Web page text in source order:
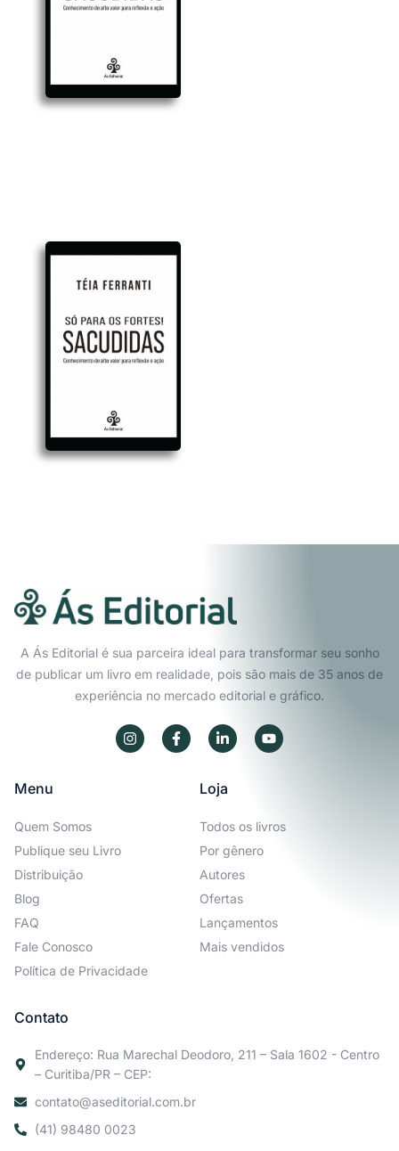
A Ás Editorial é sua parceira ideal para transformar seu sonho
de publicar um livro em realidade, pois são mais de 35 anos de
experiência no mercado editorial e gráfico.
Menu
Quem Somos
Publique seu Livro
Distribuição
Blog
FAQ
Fale Conosco
Política de Privacidade
Loja
Todos os livros
Por gênero
Autores
Ofertas
Lançamentos
Mais vendidos
Contato
Endereço: Rua Marechal Deodoro, 211 – Sala 1602 - Centro
– Curitiba/PR – CEP:
contato@aseditorial.com.br
(41) 98480 0023